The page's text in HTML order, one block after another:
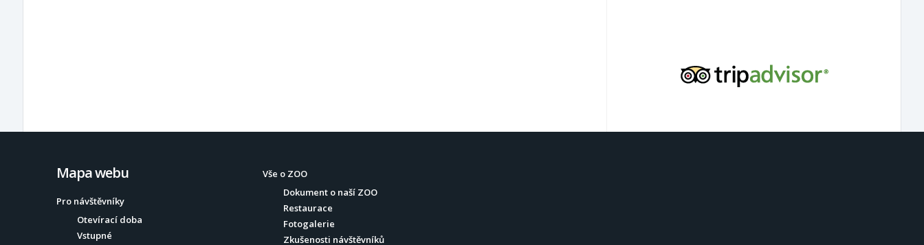
Mapa webu
Pro návštěvníky
Otevírací doba
Vstupné
Vše o ZOO
Dokument o naší ZOO
Restaurace
Fotogalerie
Zkušenosti návštěvníků